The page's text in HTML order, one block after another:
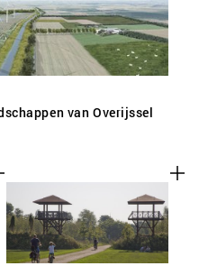
van Overijssel